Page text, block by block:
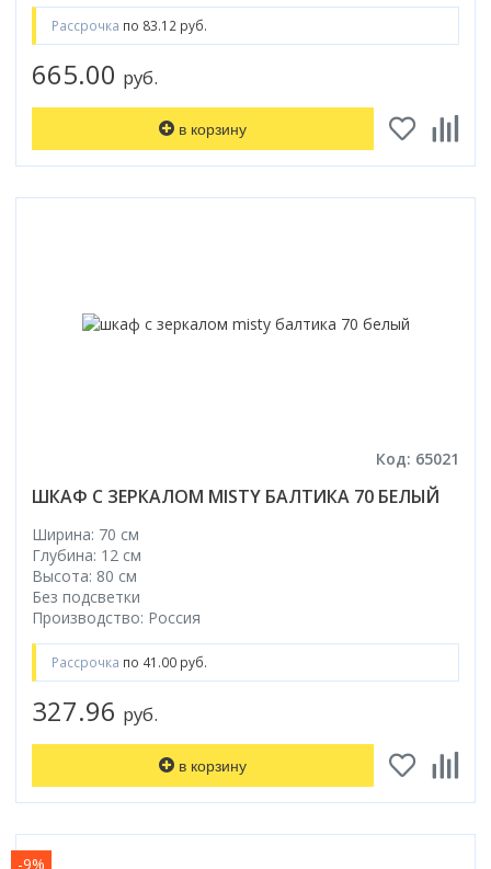
Рассрочка по 83.12 руб.
665.00 руб.
в корзину
Код: 65021
ШКАФ С ЗЕРКАЛОМ MISTY БАЛТИКА 70 БЕЛЫЙ
Ширина: 70 см
Глубина: 12 см
Высота: 80 см
Без подсветки
Производство: Россия
Рассрочка по 41.00 руб.
327.96 руб.
в корзину
-9%